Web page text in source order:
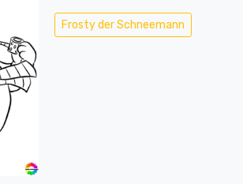
Frosty der Schneemann